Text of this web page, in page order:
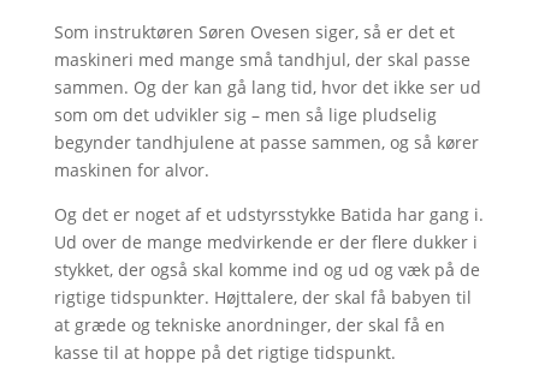
Som instruktøren Søren Ovesen siger, så er det et
maskineri med mange små tandhjul, der skal passe
sammen. Og der kan gå lang tid, hvor det ikke ser ud
som om det udvikler sig – men så lige pludselig
begynder tandhjulene at passe sammen, og så kører
maskinen for alvor.
Og det er noget af et udstyrsstykke Batida har gang i.
Ud over de mange medvirkende er der flere dukker i
stykket, der også skal komme ind og ud og væk på de
rigtige tidspunkter. Højttalere, der skal få babyen til
at græde og tekniske anordninger, der skal få en
kasse til at hoppe på det rigtige tidspunkt.